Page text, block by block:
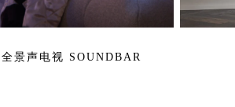
景声电视 SOUNDBAR